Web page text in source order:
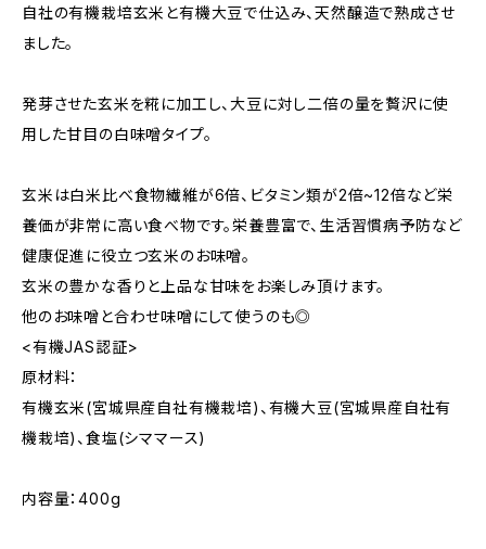
自社の有機栽培玄米と有機大豆で仕込み、天然醸造で熟成させ
ました。
発芽させた玄米を糀に加工し、大豆に対し二倍の量を贅沢に使
用した甘目の白味噌タイプ。
玄米は白米比べ食物繊維が6倍、ビタミン類が2倍~12倍など栄
養価が非常に高い食べ物です。栄養豊富で、生活習慣病予防など
健康促進に役立つ玄米のお味噌。
玄米の豊かな香りと上品な甘味をお楽しみ頂けます。
他のお味噌と合わせ味噌にして使うのも◎
<有機JAS認証>
原材料：
有機玄米(宮城県産自社有機栽培)、有機大豆(宮城県産自社有
機栽培)、食塩(シママース)
内容量：400g